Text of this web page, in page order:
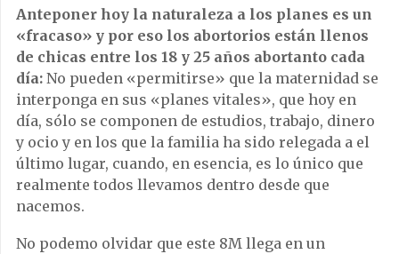
Anteponer hoy la naturaleza a los planes es un
«fracaso» y por eso los abortorios están llenos
de chicas entre los 18 y 25 años abortanto cada
día: No pueden «permitirse» que la maternidad se
interponga en sus «planes vitales», que hoy en
día, sólo se componen de estudios, trabajo, dinero
y ocio y en los que la familia ha sido relegada a el
último lugar, cuando, en esencia, es lo único que
realmente todos llevamos dentro desde que
nacemos.
No podemo olvidar que este 8M llega en un